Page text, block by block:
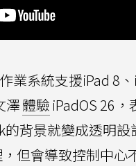
業系統支援iPad 8
澤體驗 iPadOS 26
背景就變成透明
但會導致控制中心